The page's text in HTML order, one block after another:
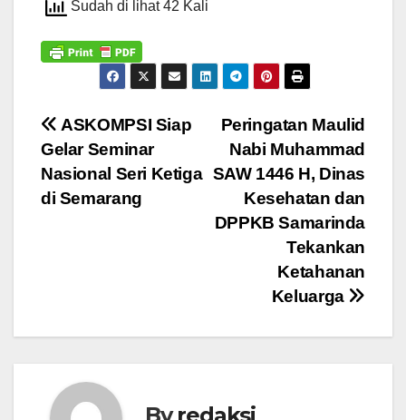
Sudah di lihat 42 Kali
Navigasi
pos
Peringatan Maulid
Nabi Muhammad
SAW 1446 H, Dinas
Kesehatan dan
DPPKB Samarinda
Tekankan
Ketahanan
Keluarga
ASKOMPSI Siap
Gelar Seminar
Nasional Seri Ketiga
di Semarang